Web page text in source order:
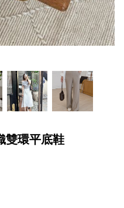
雙環平底鞋